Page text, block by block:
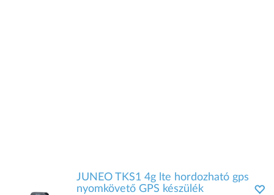
JUNEO TKS1 4g lte hordozható gps
nyomkövető GPS készülék